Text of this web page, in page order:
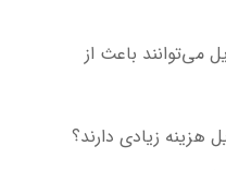
می‌توانند باعث از
هزینه زیادی دارند؟